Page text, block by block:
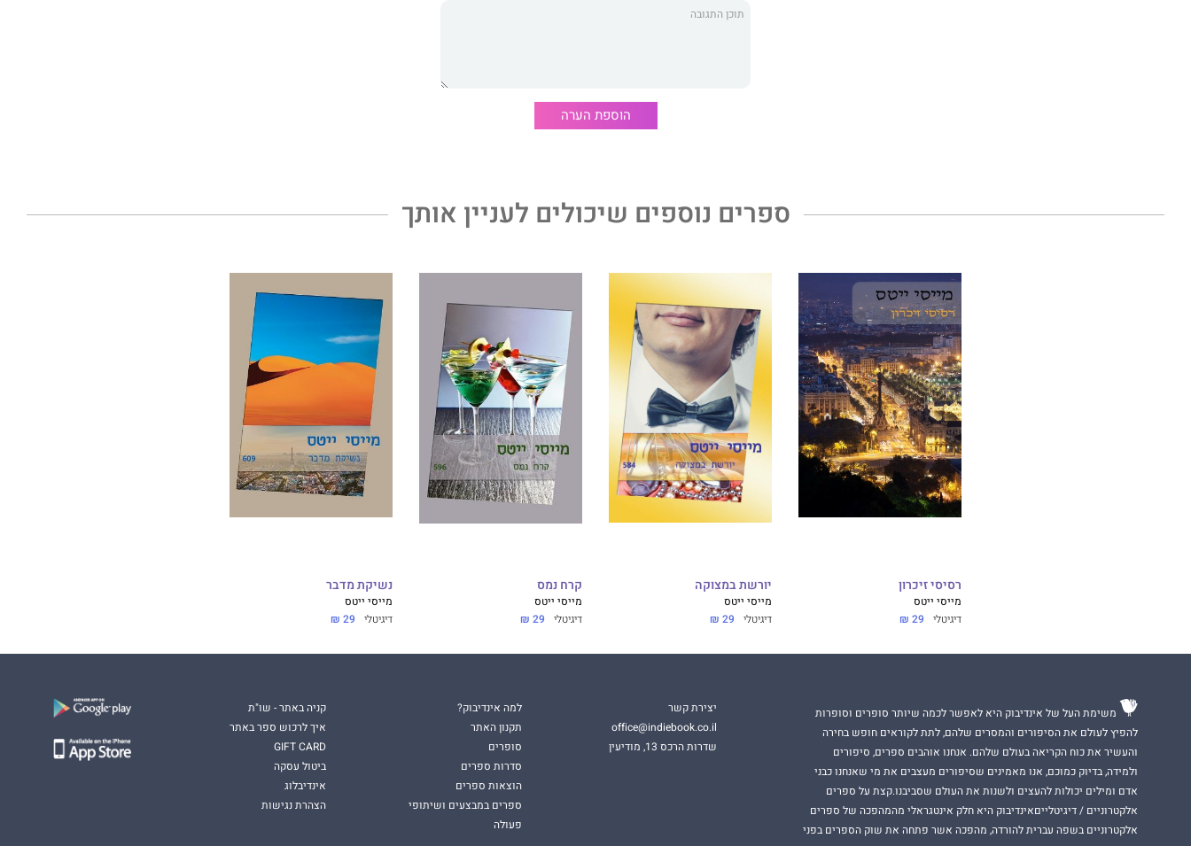
הוספת הערה
ספרים נוספים שיכולים לעניין אותך
רסיסי זיכרון
מייסי ייטס
דיגיטלי 29 ₪
יורשת במצוקה
מייסי ייטס
דיגיטלי 29 ₪
קרח נמס
מייסי ייטס
דיגיטלי 29 ₪
נשיקת מדבר
מייסי ייטס
דיגיטלי 29 ₪
משימת העל של אינדיבוק היא לאפשר לכמה שיותר סופרים וסופרות
להפיץ לעולם את הסיפורים והמסרים שלהם, לתת לקוראים חופש בחירה
והעשיר את כוח הקריאה בעולם שלהם. אנחנו אוהבים ספרים, סיפורים
ולמידה, בדיוק כמוכם, אנו מאמינים שסיפורים מעצבים את מי שאנחנו כבני
אדם ומילים יכולות להעצים ולשנות את העולם שסביבנו.קצת על ספרים
אלקטרוניים / דיגיטלייםאינדיבוק היא חלק אינטגראלי מהמהפכה של ספרים
אלקטרוניים בשפה עברית להורדה, מהפכה אשר פתחה את שוק הספרים בפני
יצירת קשר
office@indiebook.co.il
שדרות הרכס 13, מודיעין
למה אינדיבוק?
תקנון האתר
סופרים
סדרות ספרים
הוצאות ספרים
ספרים במבצעים ושיתופי
פעולה
קניה באתר - שו"ת
איך לרכוש ספר באתר
GIFT CARD
ביטול עסקה
אינדיבלוג
הצהרת נגישות